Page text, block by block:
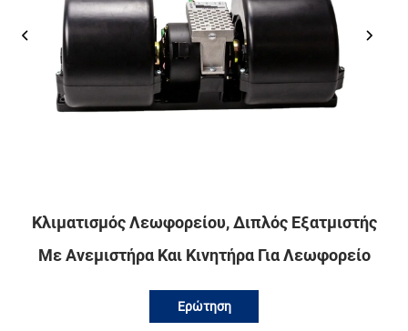
Κλιματισμός Λεωφορείου, Διπλός Εξατμιστής
Με Ανεμιστήρα Και Κινητήρα Για Λεωφορείο
Ερώτηση